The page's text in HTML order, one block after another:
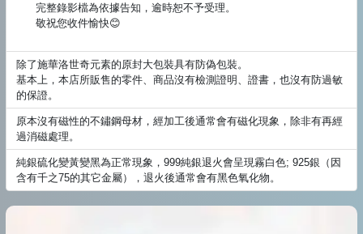
完整錄影檔為依據告知，逾時恕不予受理。
敬祝您收件愉快😊
除了施華洛世奇元素的原封大包裝具有防偽包裝。
基本上，本店所販售的零件、商品沒有檢測證明、證書，也沒有防過敏
的保證。
原本沒有磁性的不鏽鋼母材，經加工後通常會有磁化現象，除非有再經
過消磁處理。
純銀硫化變黃變黑為正常現象，999純銀退火會呈現霧白色; 925銀（因
含有千之75的其它金屬），退火後通常會有黑色氧化物。